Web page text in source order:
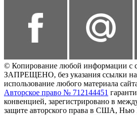
© Копирование любой информации с
ЗАПРЕЩЕНО, без указания ссылки на
использование любого материала
Авторское право № 712144451
конвенцией, зарегистрировано в
защите авторского права в США, Нью